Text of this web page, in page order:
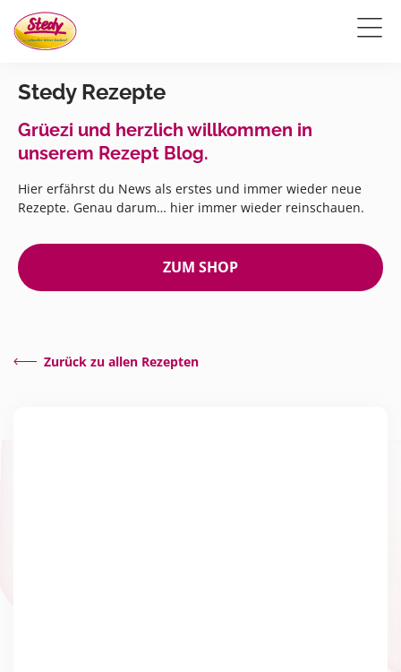
Stedy Rezepte
Grüezi und herzlich willkommen in
unserem Rezept Blog.
Hier erfährst du News als erstes und immer wieder neue
Rezepte. Genau darum… hier immer wieder reinschauen.
ZUM SHOP
Zurück zu allen Rezepten